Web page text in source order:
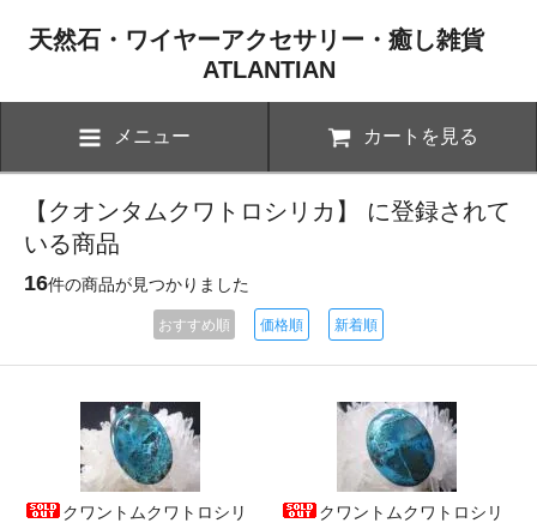
天然石・ワイヤーアクセサリー・癒し雑貨
ATLANTIAN
メニュー カートを見る
【クオンタムクワトロシリカ】 に登録されて
いる商品
16件の商品が見つかりました
おすすめ順 価格順 新着順
クワントムクワトロシリ
クワントムクワトロシリ